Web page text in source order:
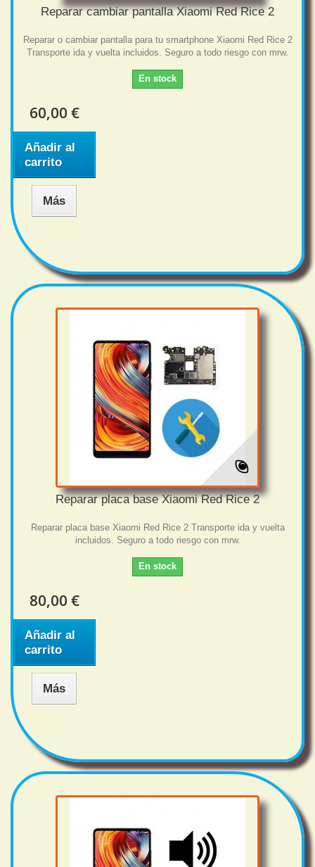
Reparar cambiar pantalla Xiaomi Red Rice 2
Reparar o cambiar pantalla para tu smartphone Xiaomi Red Rice 2
Transporte ida y vuelta incluidos. Seguro a todo riesgo con mrw.
En stock
60,00 €
Añadir al
carrito
Más
Reparar placa base Xiaomi Red Rice 2
Reparar placa base Xiaomi Red Rice 2 Transporte ida y vuelta
incluidos. Seguro a todo riesgo con mrw.
En stock
80,00 €
Añadir al
carrito
Más